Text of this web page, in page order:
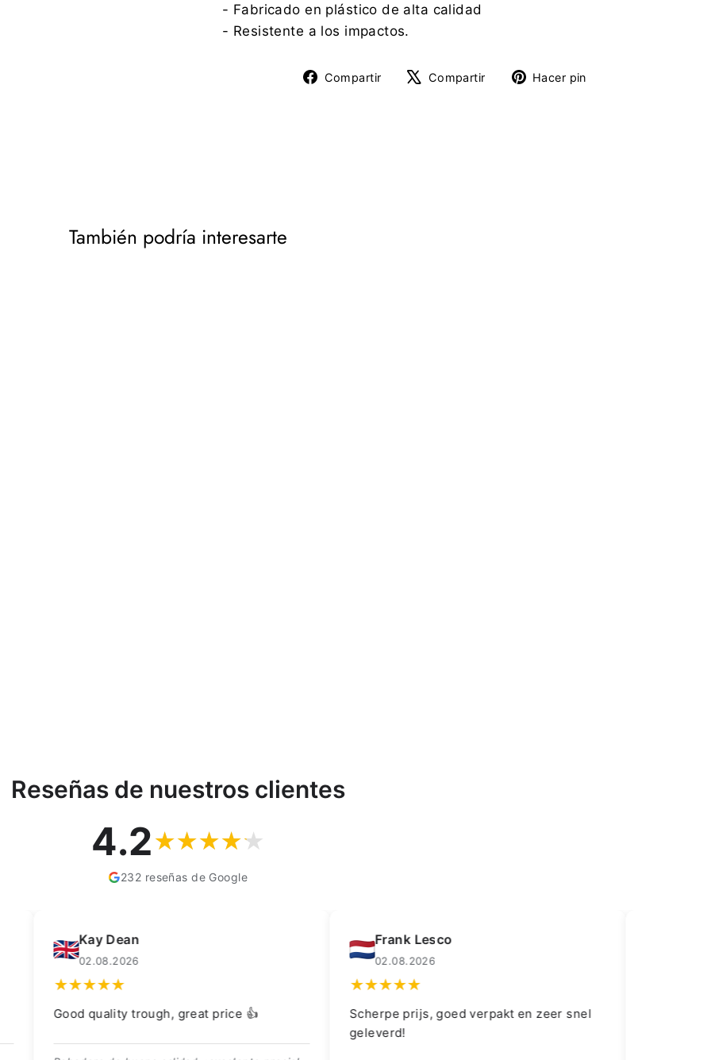
- Fabricado en plástico de alta calidad
- Resistente a los impactos.
Compartir
Compartir
Compartir
TuitearHacer pin
También podría interesarte
Reseñas de nuestros clientes
4.2
232 reseñas de Google
Kay Dean
02.08.2026
Good quality trough, great price 👍
Frank Lesco
02.08.2026
Scherpe prijs, goed verpakt en zeer snel
geleverd!